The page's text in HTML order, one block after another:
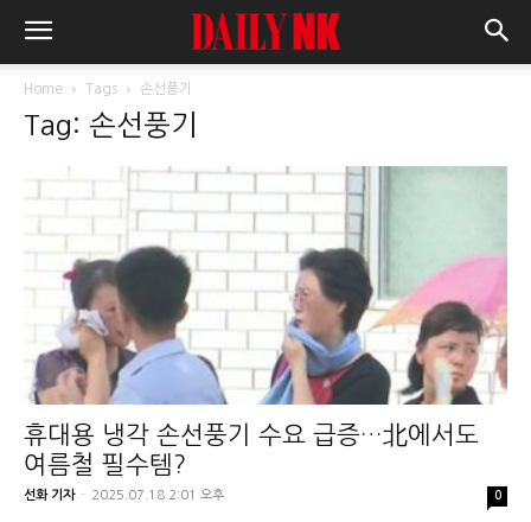
Home Tags 손선풍기
Tag: 손선풍기
휴대용 냉각 손선풍기 수요 급증…北에서도
여름철 필수템?
선화 기자 - 2025.07.18 2:01 오후 0